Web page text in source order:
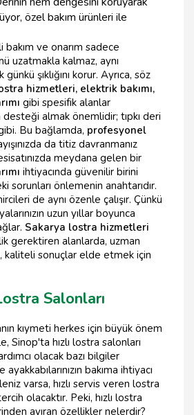
özel bakım ürünleri ile
bakım ve onarım sadece
uzatmakla kalmaz, aynı
şıklığını korur. Ayrıca, söz
hizmetleri, elektrik bakımı,
gibi spesifik alanlar
almak önemlidir; tıpkı deri
Bu bağlamda, profesyonel
da titiz davranmanız
meydana gelen bir
ihtiyacında güvenilir birini
sorunları önlemenin anahtarıdır.
de aynı özenle çalışır. Çünkü
uzun yıllar boyunca
Sakarya lostra hizmetleri
gerektiren alanlarda, uzman
kaliteli sonuçlar elde etmek için
Salonları
kıymeti herkes için büyük önem
Sinop'ta hızlı lostra salonları
olacak bazı bilgiler
bakıma ihtiyacı
varsa, hızlı servis veren lostra
olacaktır. Peki, hızlı lostra
ayıran özellikler nelerdir?